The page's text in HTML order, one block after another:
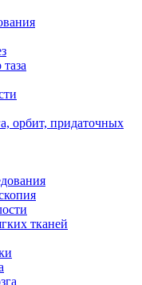
орбит, придаточных
тканей